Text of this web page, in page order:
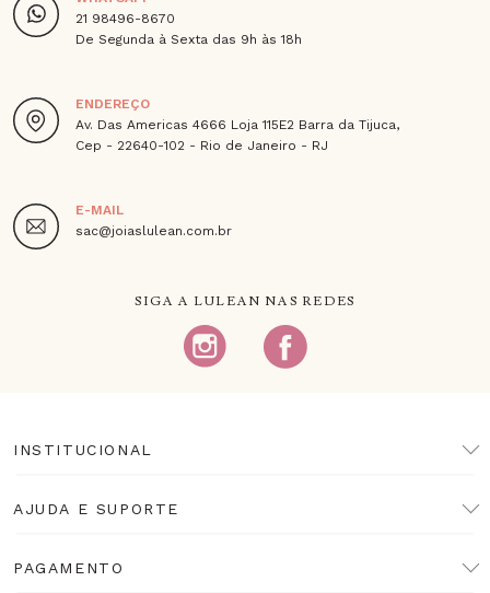
21 98496-8670
De Segunda à Sexta das 9h às 18h
ENDEREÇO
Av. Das Americas 4666 Loja 115E2 Barra da Tijuca,
Cep - 22640-102 - Rio de Janeiro - RJ
E-MAIL
sac@joiaslulean.com.br
SIGA A LULEAN NAS REDES
INSTITUCIONAL
AJUDA E SUPORTE
PAGAMENTO